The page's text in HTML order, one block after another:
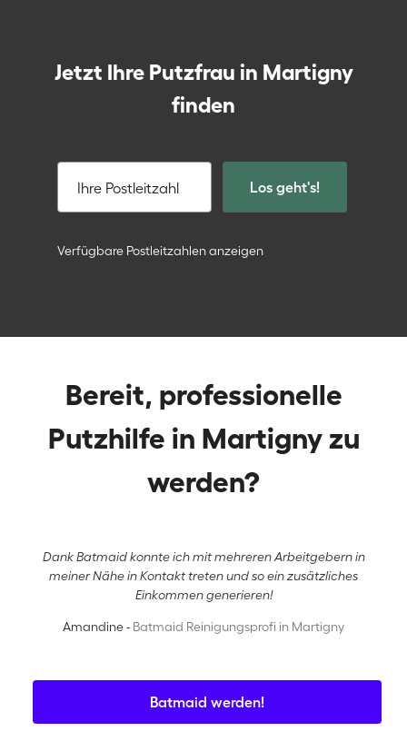
Jetzt Ihre Putzfrau in Martigny
finden
Ihre Postleitzahl Los geht's!
Verfügbare Postleitzahlen anzeigen
Bereit, professionelle
Putzhilfe in Martigny zu
werden?
Dank Batmaid konnte ich mit mehreren Arbeitgebern in
meiner Nähe in Kontakt treten und so ein zusätzliches
Einkommen generieren!
Amandine - Batmaid Reinigungsprofi in Martigny
Batmaid werden!